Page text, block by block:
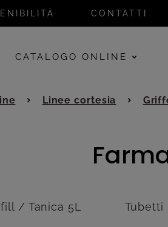
CONTATTI
CATALOGO ONLINE
Linee cortesia
/ Tanica 5L Tubetti